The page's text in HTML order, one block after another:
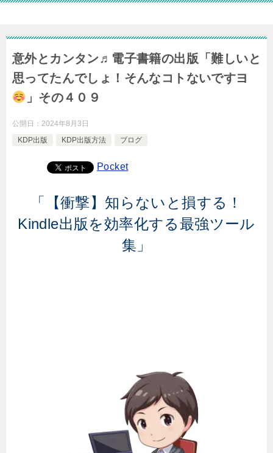
意外とカンタン♬電子書籍の出版「難しいと
思ってたんでしょ！そんなコトないですヨ
」その４０９
公開日： 2024年8月3日
KDP出版
KDP出版方法 ブログ
Pocket
「【衝撃】知らないと損する！
Kindle出版を効率化する最強ツール
集」